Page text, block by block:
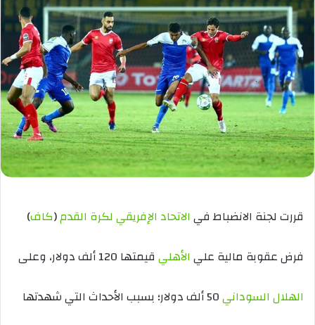
قررت لجنة الانضباط في الاتحاد الإفريقي لكرة القدم(كاف)
فرض عقوبة مالية علي الأهلي قيمتها 120 ألف دولار، وعلى
الهلال السوداني
50 ألف دولار؛ بسبب الأحداث التي شهدتها